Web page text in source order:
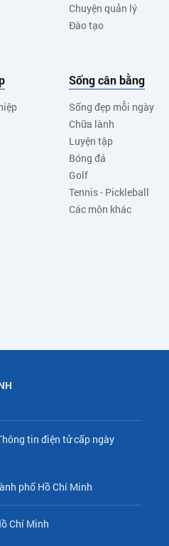
Chuyện quản lý
Đào tạo
Sống cân bằng
Sống đẹp mỗi ngày
Chữa lành
Luyện tập
Bóng đá
Golf
Tennis - Pickleball
Các môn khác
tin điện tử cấp ngày
phố Hồ Chí Minh
Chí Minh